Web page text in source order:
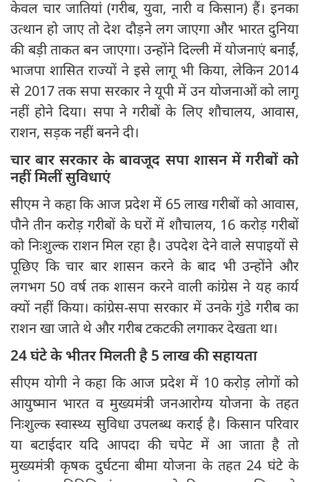
केवल चार जातियां (गरीब, युवा, नारी व किसान) हैं। इनका
उत्थान हो जाए तो देश दौड़ने लग जाएगा और भारत दुनिया
की बड़ी ताकत बन जाएगा। उन्होंने दिल्ली में योजनाएं बनाईं,
भाजपा शासित राज्यों ने इसे लागू भी किया, लेकिन 2014
से 2017 तक सपा सरकार ने यूपी में उन योजनाओं को लागू
नहीं होने दिया। सपा ने गरीबों के लिए शौचालय, आवास,
राशन, सड़क नहीं बनने दी।
चार बार सरकार के बावजूद सपा शासन में गरीबों को
नहीं मिलीं सुविधाएं
सीएम ने कहा कि आज प्रदेश में 65 लाख गरीबों को आवास,
पौने तीन करोड़ गरीबों के घरों में शौचालय, 16 करोड़ गरीबों
को निःशुल्क राशन मिल रहा है। उपदेश देने वाले सपाइयों से
पूछिए कि चार बार शासन करने के बाद भी उन्होंने और
लगभग 50 वर्ष तक शासन करने वाली कांग्रेस ने यह कार्य
क्यों नहीं किया। कांग्रेस-सपा सरकार में उनके गुंडे गरीब का
राशन खा जाते थे और गरीब टकटकी लगाकर देखता था।
24 घंटे के भीतर मिलती है 5 लाख की सहायता
सीएम योगी ने कहा कि आज प्रदेश में 10 करोड़ लोगों को
आयुष्मान भारत व मुख्यमंत्री जनआरोग्य योजना के तहत
निःशुल्क स्वास्थ्य सुविधा उपलब्ध कराई है। किसान परिवार
या बटाईदार यदि आपदा की चपेट में आ जाता है तो
मुख्यमंत्री कृषक दुर्घटना बीमा योजना के तहत 24 घंटे के